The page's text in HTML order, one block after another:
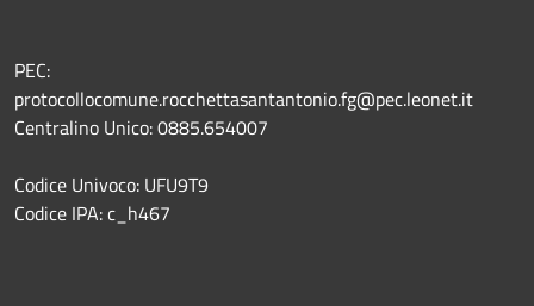
PEC:
protocollocomune.rocchettasantantonio.fg@pec.leonet.it
Centralino Unico: 0885.654007
Codice Univoco: UFU9T9
Codice IPA: c_h467